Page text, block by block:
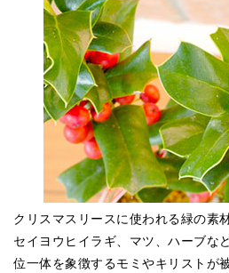
クリスマスリースに使われる緑の素
セイヨウヒイラギ、マツ、ハーブな
位一体を象徴するモミやキリストが